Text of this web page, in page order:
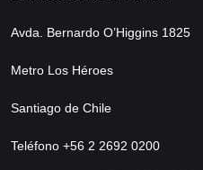
Avda. Bernardo O’Higgins 1825
Metro Los Héroes
Santiago de Chile
Teléfono +56 2 2692 0200